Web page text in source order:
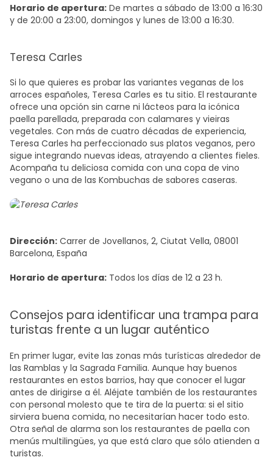
Horario de apertura: De martes a sábado de 13:00 a 16:30
y de 20:00 a 23:00, domingos y lunes de 13:00 a 16:30.
Teresa Carles
Si lo que quieres es probar las variantes veganas de los
arroces españoles, Teresa Carles es tu sitio. El restaurante
ofrece una opción sin carne ni lácteos para la icónica
paella parellada, preparada con calamares y vieiras
vegetales. Con más de cuatro décadas de experiencia,
Teresa Carles ha perfeccionado sus platos veganos, pero
sigue integrando nuevas ideas, atrayendo a clientes fieles.
Acompaña tu deliciosa comida con una copa de vino
vegano o una de las Kombuchas de sabores caseras.
Dirección: Carrer de Jovellanos, 2, Ciutat Vella, 08001
Barcelona, España
Horario de apertura: Todos los días de 12 a 23 h.
Consejos para identificar una trampa para
turistas frente a un lugar auténtico
En primer lugar, evite las zonas más turísticas alrededor de
las Ramblas y la Sagrada Familia. Aunque hay buenos
restaurantes en estos barrios, hay que conocer el lugar
antes de dirigirse a él. Aléjate también de los restaurantes
con personal molesto que te tira de la puerta: si el sitio
sirviera buena comida, no necesitarían hacer todo esto.
Otra señal de alarma son los restaurantes de paella con
menús multilingües, ya que está claro que sólo atienden a
turistas.